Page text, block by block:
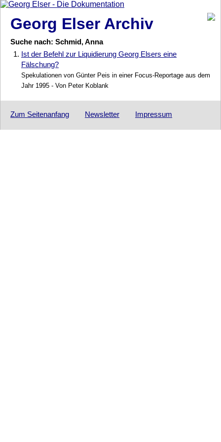
Georg Elser Archiv
Suche nach: Schmid, Anna
1. Ist der Befehl zur Liquidierung Georg Elsers eine
Fälschung?
Spekulationen von Günter Peis in einer Focus-Reportage aus dem
Jahr 1995 - Von Peter Koblank
Zum Seitenanfang Newsletter Impressum